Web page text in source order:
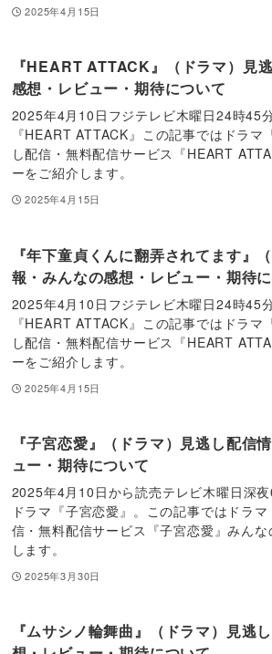
2025年4月15日
『HEART ATTACK』（ドラマ）見
感想・レビュー・期待について
2025年4月10日フジテレビ木曜日24時45
『HEART ATTACK』この記事ではドラ
し配信・無料配信サービス『HEART
ーをご紹介します。
2025年4月15日
『年下童貞くんに翻弄されてます』
報・みんなの感想・レビュー・期待
2025年4月10日フジテレビ木曜日24時45
『HEART ATTACK』この記事ではドラ
し配信・無料配信サービス『HEART
ーをご紹介します。
2025年4月15日
『子宮恋愛』（ドラマ）見逃し配信
ュー・期待について
2025年4月10日から読売テレビ木曜日深
ドラマ『子宮恋愛』。この記事ではドラ
信・無料配信サービス『子宮恋愛』みん
します。
2025年3月30日
『ムサシノ輪舞曲』（ドラマ）見逃